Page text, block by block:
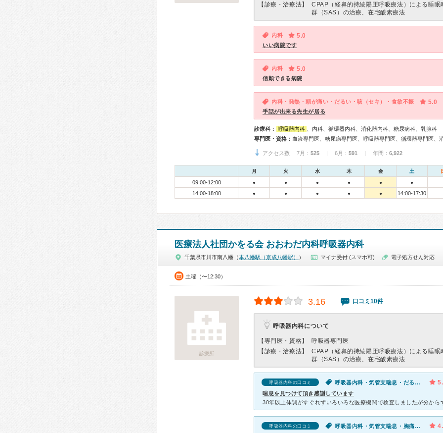
【診療・治療法】
CPAP（経鼻的持続陽圧呼吸療法）による睡眠
群（SAS）の治療、在宅酸素療法
内科 5.0
いい病院です
内科 5.0
信頼できる病院
内科・発熱・頭が痛い・だるい・咳（セキ）・食欲不振 5.0
手話が出来る先生が居る
診療科： 呼吸器内科
、内科、循環器内科、消化器内科、糖尿病科、乳腺科
専門医・資格：
アクセス数 7月： 525 | 6月： 591 | 年間： 6,922
月 火 水 木 金 土
09:00-12:00 ● ● ● ● ● ●
14:00-18:00 ● ● ● ● ● 14:00-17:30
医療法人社団かをる会 おおわだ内科呼吸器内科
千葉県市川市南八幡（本八幡駅（京成八幡駅） ） マイナ受付 (スマホ可) 電子処方せん対応
土曜（〜12:30）
診療所
3.16 口コミ10件
呼吸器内科について
【専門医・資格】
呼吸器専門医
【診療・治療法】
CPAP（経鼻的持続陽圧呼吸療法）による睡眠
群（SAS）の治療、在宅酸素療法
呼吸器内科の口コミ 呼吸器内科・気管支喘息・だるい・動悸・息切れ・体調不良
喘息を見つけて頂き感謝しています
呼吸器内科の口コミ 呼吸器内科・気管支喘息・胸痛・動悸・息切れ・咳（セキ）・喉が痛い